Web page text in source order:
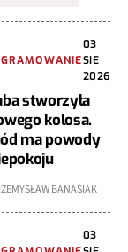
03
SIE
2026
stworzyła
kolosa.
ma powody
BANASIAK
03